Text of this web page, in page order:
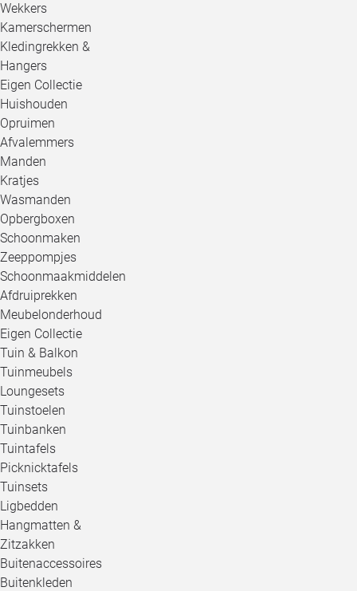
Wekkers
Kamerschermen
Kledingrekken &
Hangers
Eigen Collectie
Huishouden
Opruimen
Afvalemmers
Manden
Kratjes
Wasmanden
Opbergboxen
Schoonmaken
Zeeppompjes
Schoonmaakmiddelen
Afdruiprekken
Meubelonderhoud
Eigen Collectie
Tuin & Balkon
Tuinmeubels
Loungesets
Tuinstoelen
Tuinbanken
Tuintafels
Picknicktafels
Tuinsets
Ligbedden
Hangmatten &
Zitzakken
Buitenaccessoires
Buitenkleden